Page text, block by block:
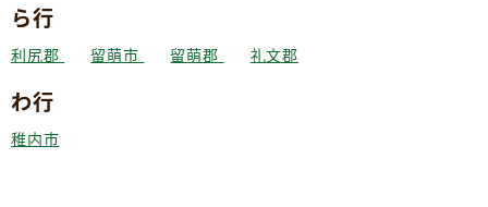
ら行
利尻郡 留萌市 留萌郡 礼文郡
わ行
稚内市